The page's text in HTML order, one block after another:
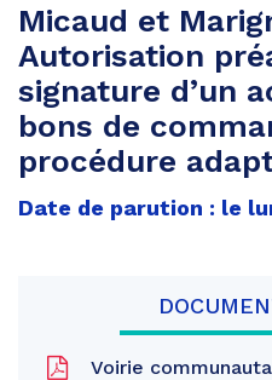
Micaud et
Autorisation
signature d’un
bons de
procédure
Date de parution : le
Voirie